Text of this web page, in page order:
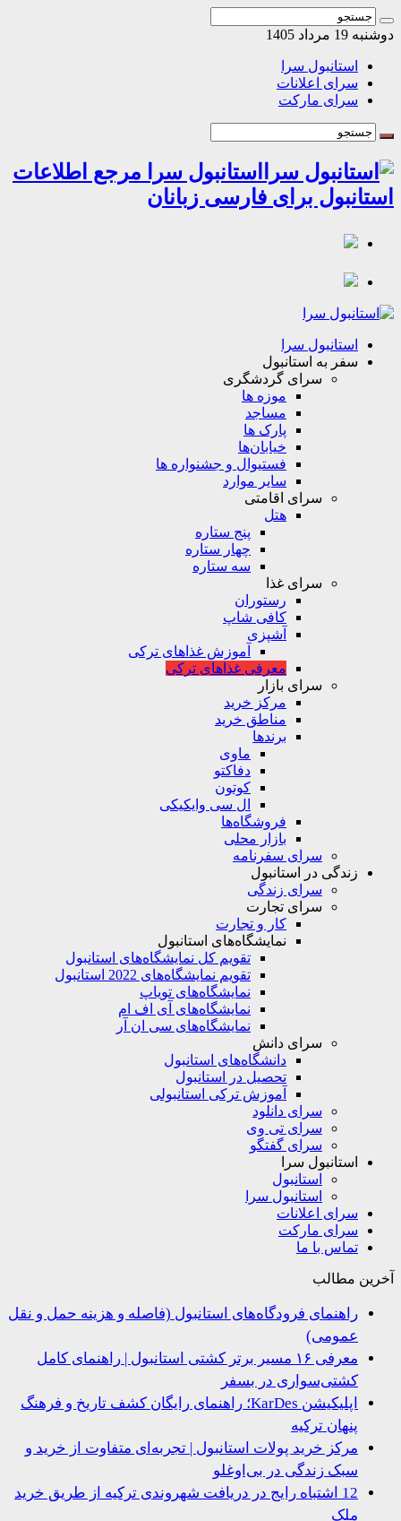
1405
استانبول سرا
سرای اعلانات
سرای مارکت
استانبول سرا مرجع اطلاعات
برای فارسی زبانان
استانبول سرا
سفر به استانبول
سرای گردشگری
موزه ها
مساجد
پارک ها
خیابان‌ها
فستیوال و جشنواره ها
سایر موارد
سرای اقامتی
هتل
پنج ستاره
چهار ستاره
سه ستاره
سرای غذا
رستوران
کافی شاپ
آشپزی
آموزش غذاهای ترکی
معرفی غذاهای ترکی
سرای بازار
مرکز خرید
مناطق خرید
برندها
ماوی
دفاکتو
کوتون
ال سی وایکیکی
فروشگاه‌ها
بازار محلی
سرای سفرنامه
زندگی در استانبول
سرای زندگی
سرای تجارت
کار و تجارت
نمایشگاه‌های استانبول
تقویم کل نمایشگاه‌های استانبول
تقویم نمایشگاه‌های 2022 استانبول
نمایشگاه‌های تویاپ
نمایشگاه‌های آی اف ام
نمایشگاه‌های سی ان آر
سرای دانش
دانشگاه‌های استانبول
تحصیل در استانبول
آموزش ترکی استانبولی
سرای دانلود
سرای تی وی
سرای گفتگو
استانبول سرا
استانبول
استانبول سرا
سرای اعلانات
سرای مارکت
تماس با ما
مطالب
راهنمای فرودگاه‌های استانبول (فاصله و هزینه حمل و نقل
عمومی)
معرفی ۱۶ مسیر برتر کشتی استانبول | راهنمای کامل
کشتی‌سواری در بسفر
اپلیکیشن KarDes؛ راهنمای رایگان کشف تاریخ و فرهنگ
پنهان ترکیه
مرکز خرید پولات استانبول | تجربه‌ای متفاوت از خرید و
سبک زندگی در بی‌اوغلو
12 اشتباه رایج در دریافت شهروندی ترکیه از طریق خرید